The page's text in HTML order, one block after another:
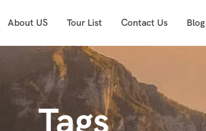
About US Tour List Contact Us Blog
Tags